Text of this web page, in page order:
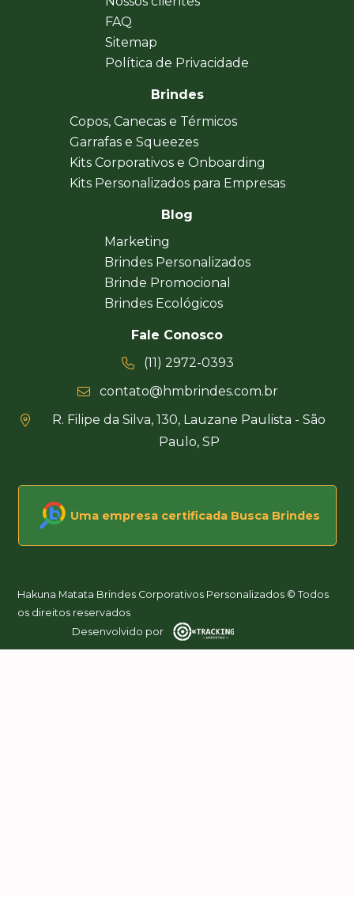
FAQ
Sitemap
Política de Privacidade
Brindes
Copos, Canecas e Térmicos
Garrafas e Squeezes
Kits Corporativos e Onboarding
Kits Personalizados para Empresas
Blog
Marketing
Brindes Personalizados
Brinde Promocional
Brindes Ecológicos
Fale Conosco
(11) 2972-0393
contato@hmbrindes.com.br
R. Filipe da Silva, 130, Lauzane Paulista - São
Paulo, SP
Uma empresa certificada Busca Brindes
Hakuna Matata Brindes Corporativos Personalizados © Todos
os direitos reservados
Desenvolvido por